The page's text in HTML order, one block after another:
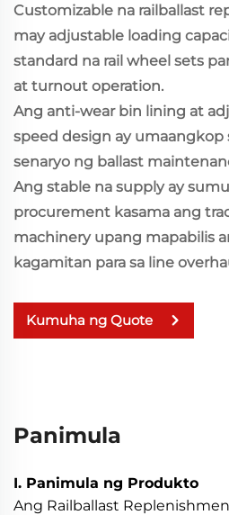
Customizable na railballast
may adjustable loading
standard na rail wheel sets
at turnout operation.
Ang anti-wear bin lining at
speed design ay umaangkop
senaryo ng ballast
Ang stable na supply ay
procurement kasama ang
machinery upang mapabilis
kagamitan para sa line
Kumuha ng Quote
Panimula
I. Panimula ng Produkto
Ang Railballast